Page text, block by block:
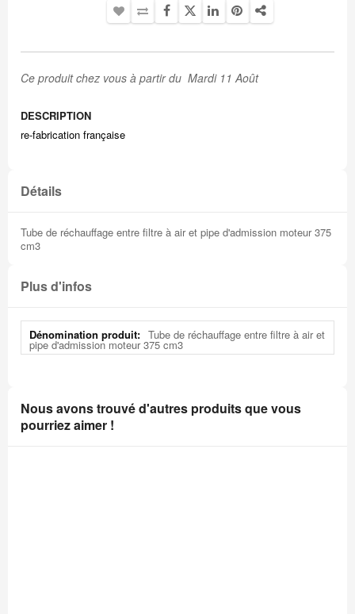
Ce produit chez vous à partir du Mardi 11 Août
DESCRIPTION
re-fabrication française
Détails
Tube de réchauffage entre filtre à air et pipe d'admission moteur 375
cm3
Plus d'infos
Plus
d'infos
Tube de réchauffage entre filtre à air et
pipe d'admission moteur 375 cm3
Nous avons trouvé d'autres produits que vous
pourriez aimer !